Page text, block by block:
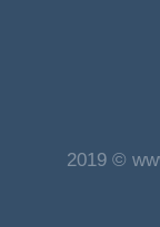
2019 ©